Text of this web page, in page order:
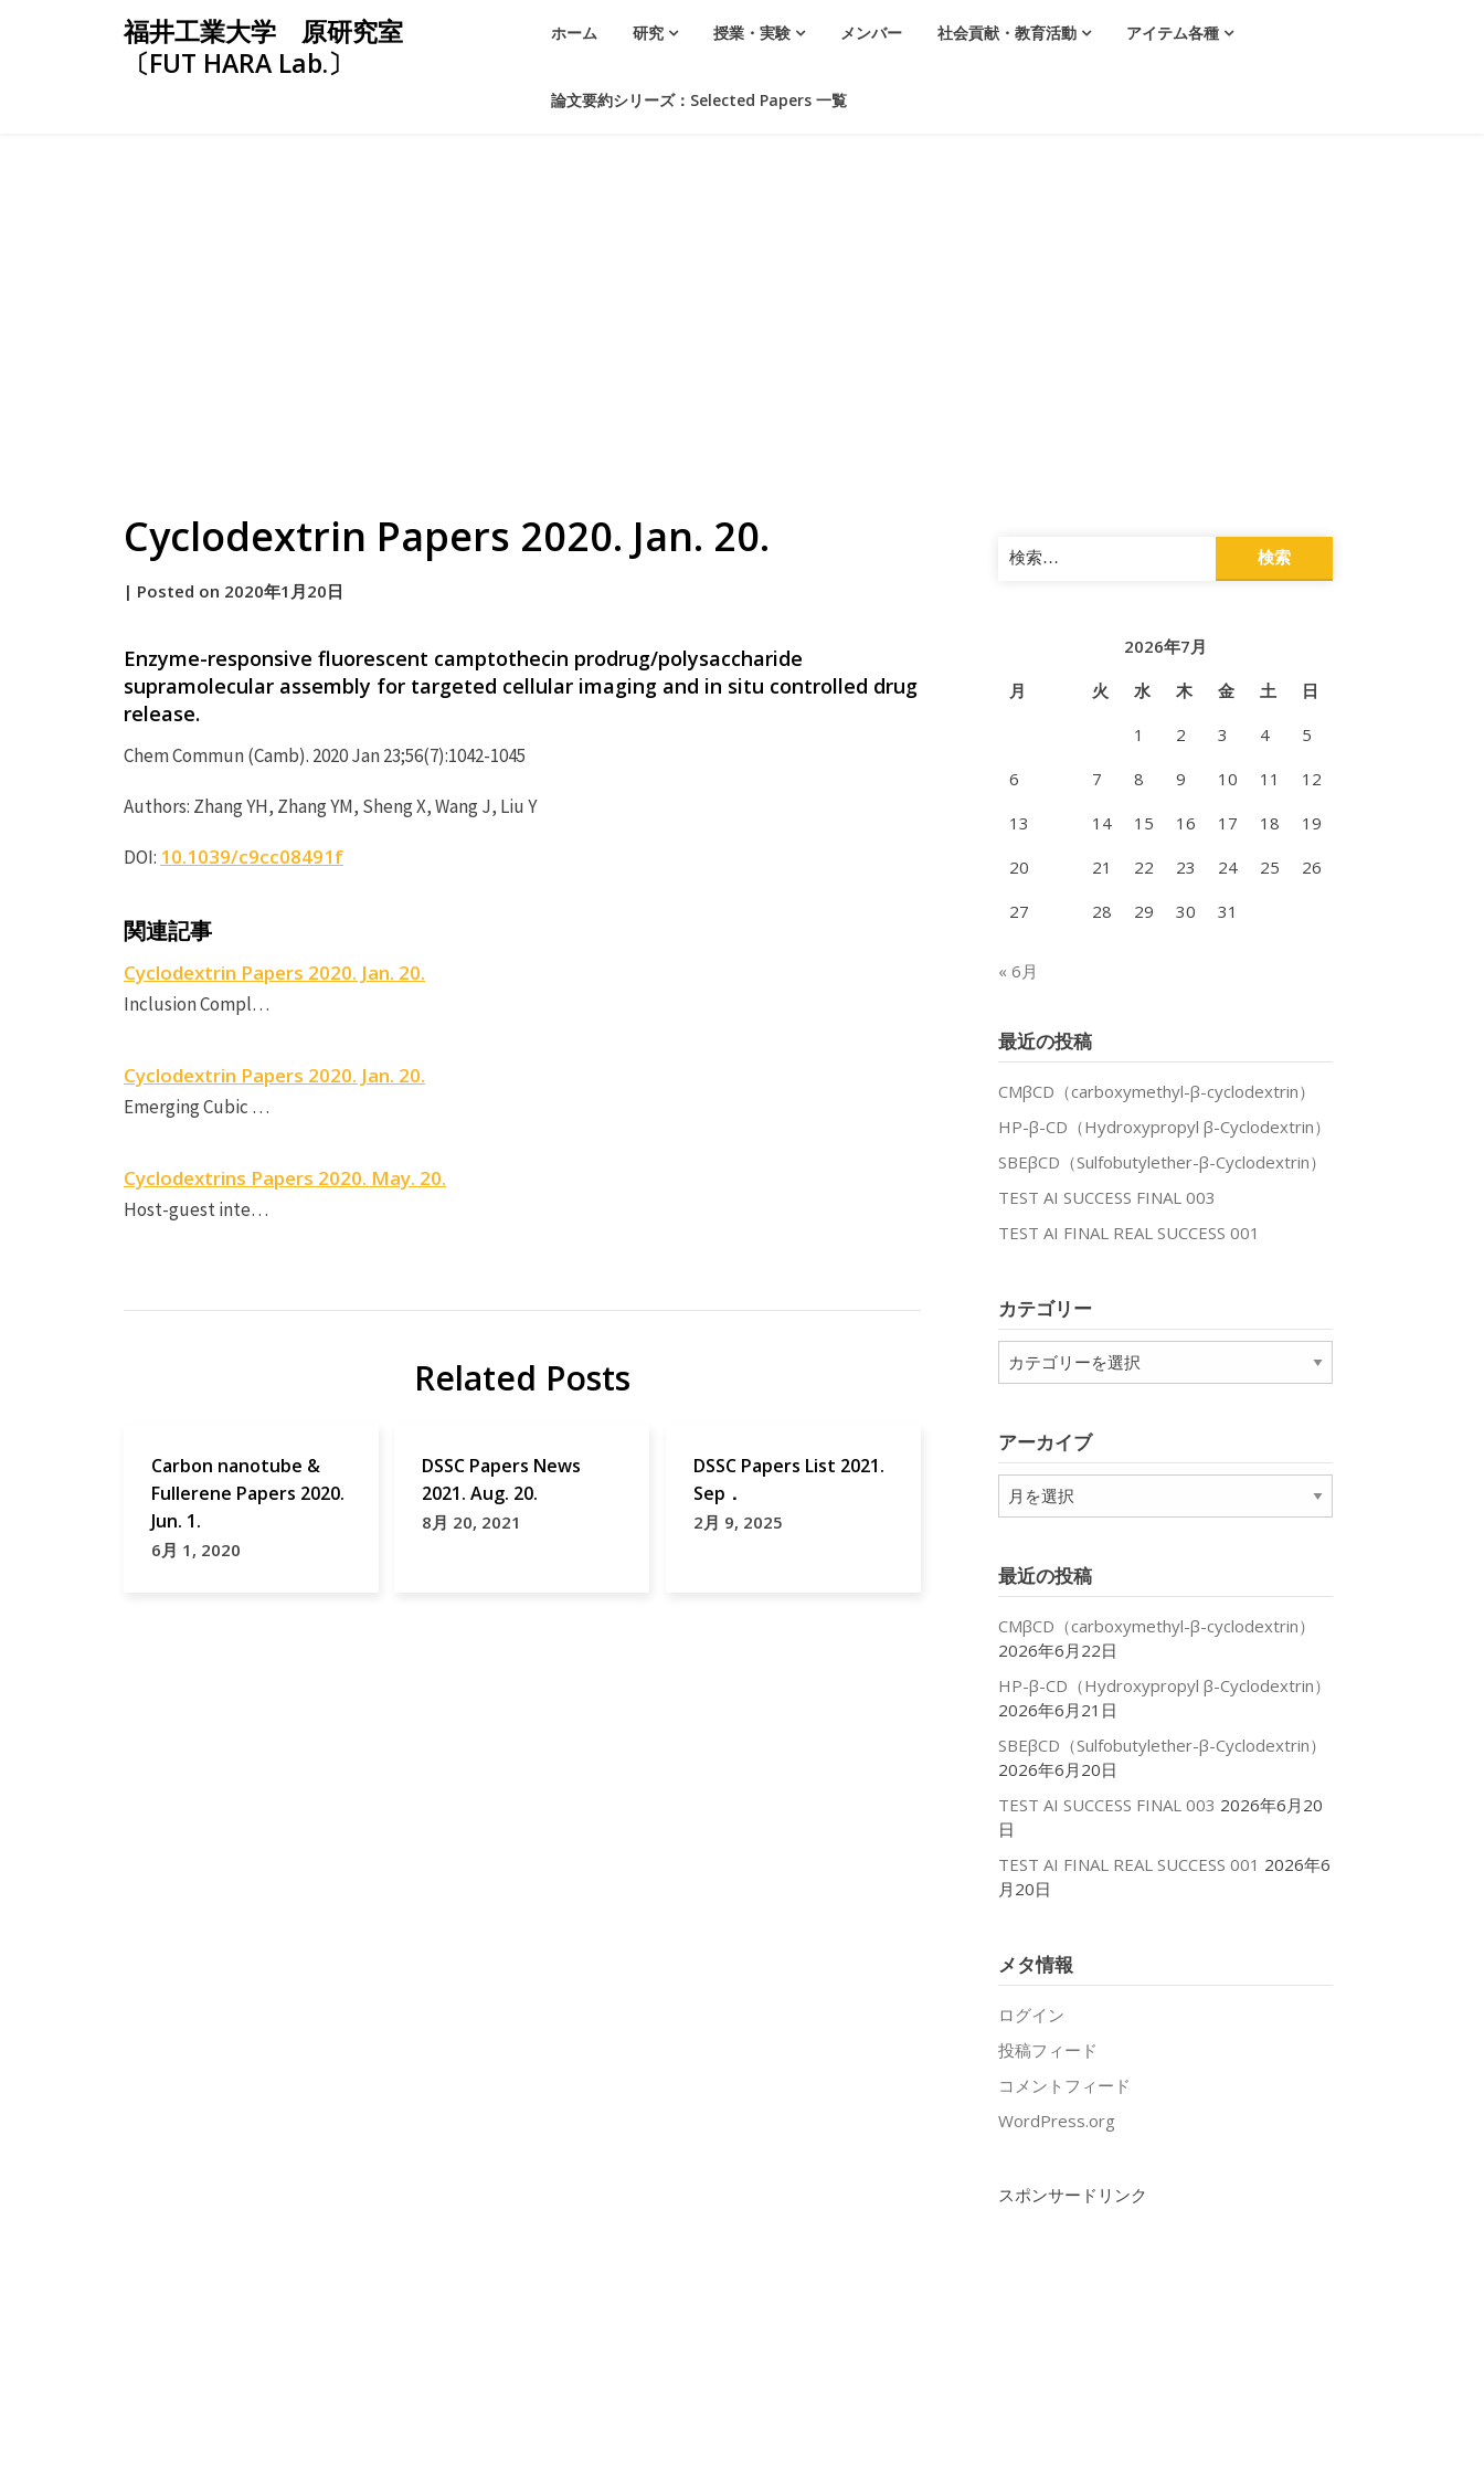
福井工業大学 原研究室
〔FUT HARA Lab.〕
ホーム 研究 授業・実験 メンバー 社会貢献・教育活動 アイテム各種
論文要約シリーズ：Selected Papers 一覧
Cyclodextrin Papers 2020. Jan. 20.
by
| Posted on 2020年1月20日
Enzyme-responsive fluorescent camptothecin prodrug/polysaccharide
supramolecular assembly for targeted cellular imaging and in situ controlled drug
release.
Chem Commun (Camb). 2020 Jan 23;56(7):1042-1045
Authors: Zhang YH, Zhang YM, Sheng X, Wang J, Liu Y
DOI: 10.1039/c9cc08491f
関連記事
Cyclodextrin Papers 2020. Jan. 20.
Inclusion Compl…
Cyclodextrin Papers 2020. Jan. 20.
Emerging Cubic …
Cyclodextrins Papers 2020. May. 20.
Host-guest inte…
Cyclodextrin
cyclodextrin
fluorescent
Related Posts
Carbon nanotube &
Fullerene Papers 2020.
Jun. 1.
6月 1, 2020
DSSC Papers News
2021. Aug. 20.
8月 20, 2021
DSSC Papers List 2021.
Sep．
2月 9, 2025
検
索:
2026年7月
月
火 水 木 金 土
日
1
2 3 4
5
6
7 8 9 10 11
12
13
14 15 16 17 18
19
20
21 22 23 24 25
26
27
28 29 30 31
« 6月
最近の投稿
CMβCD（carboxymethyl-β-cyclodextrin）
HP-β-CD（Hydroxypropyl β-Cyclodextrin）
SBEβCD（Sulfobutylether-β-Cyclodextrin）
TEST AI SUCCESS FINAL 003
TEST AI FINAL REAL SUCCESS 001
カテゴリー
テ
ー
アーカイブ
ア
ー
ブ
最近の投稿
CMβCD（carboxymethyl-β-cyclodextrin）
2026年6月22日
HP-β-CD（Hydroxypropyl β-Cyclodextrin）
2026年6月21日
SBEβCD（Sulfobutylether-β-Cyclodextrin）
2026年6月20日
TEST AI SUCCESS FINAL 003 2026年6月20
日
TEST AI FINAL REAL SUCCESS 001 2026年6
月20日
メタ情報
ログイン
投稿フィード
コメントフィード
WordPress.org
スポンサードリンク